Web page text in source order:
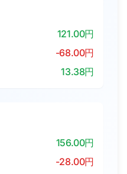
121.00円
-68.00円
13.38円
156.00円
-28.00円